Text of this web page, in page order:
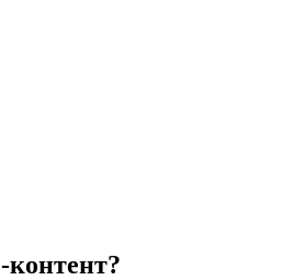
контент?